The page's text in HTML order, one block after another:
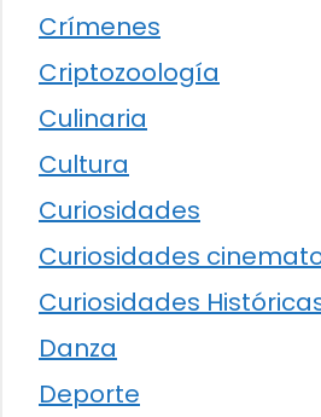
Crímenes
Criptozoología
Culinaria
Cultura
Curiosidades
Curiosidades
Curiosidades
Danza
Deporte